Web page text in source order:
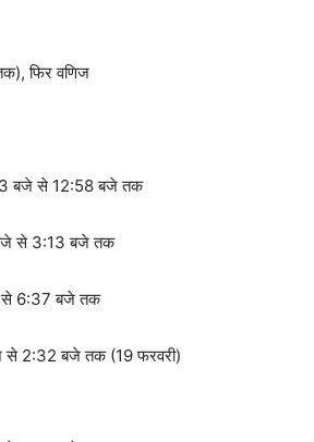
फिर वणिज
बजे से 12:58 बजे तक
बजे से 3:13 बजे तक
से 6:37 बजे तक
से 2:32 बजे तक (19 फरवरी)